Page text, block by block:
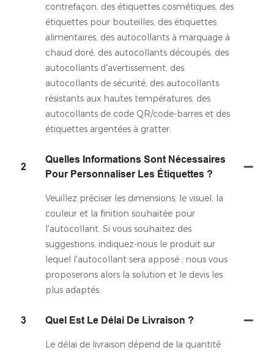
contrefaçon, des étiquettes cosmétiques, des
étiquettes pour bouteilles, des étiquettes
alimentaires, des autocollants à marquage à
chaud doré, des autocollants découpés, des
autocollants d'avertissement, des
autocollants de sécurité, des autocollants
résistants aux hautes températures, des
autocollants de code QR/code-barres et des
étiquettes argentées à gratter.
2
Quelles Informations Sont Nécessaires
Pour Personnaliser Les Étiquettes ?
Veuillez préciser les dimensions, le visuel, la
couleur et la finition souhaitée pour
l'autocollant. Si vous souhaitez des
suggestions, indiquez-nous le produit sur
lequel l'autocollant sera apposé ; nous vous
proposerons alors la solution et le devis les
plus adaptés.
3 Quel Est Le Délai De Livraison ?
Le délai de livraison dépend de la quantité